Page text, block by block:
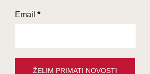
Email *